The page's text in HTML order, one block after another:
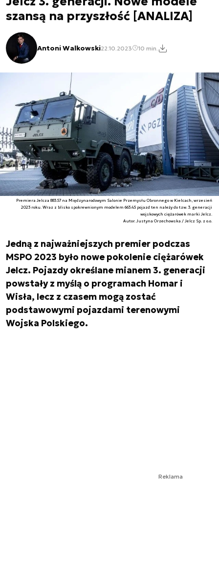
szansą na przyszłość [ANALIZA]
Antoni Walkowski22.10.2023 10 min.
Premiera Jelcza 883.57 na Międzynarodowym Salonie Przemysłu Obronnego w Kielcach, wrzesień
2023 roku. Wraz z blisko spokrewnionym modelem 663.45 pojazd ten należy do tzw. 3. generacji
wojskowych ciężarówek marki Jelcz.
Autor. Justyna Orzechowska / Jelcz Sp. z o.o.
Jedną z najważniejszych premier podczas
MSPO 2023 było nowe pokolenie ciężarówek
Jelcz. Pojazdy określane mianem 3. generacji
powstały z myślą o programach Homar i
Wisła, lecz z czasem mogą zostać
podstawowymi pojazdami terenowymi
Wojska Polskiego.
Reklama